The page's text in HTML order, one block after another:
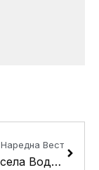
Наредна Вест
Дел од Кисела Вода без струја